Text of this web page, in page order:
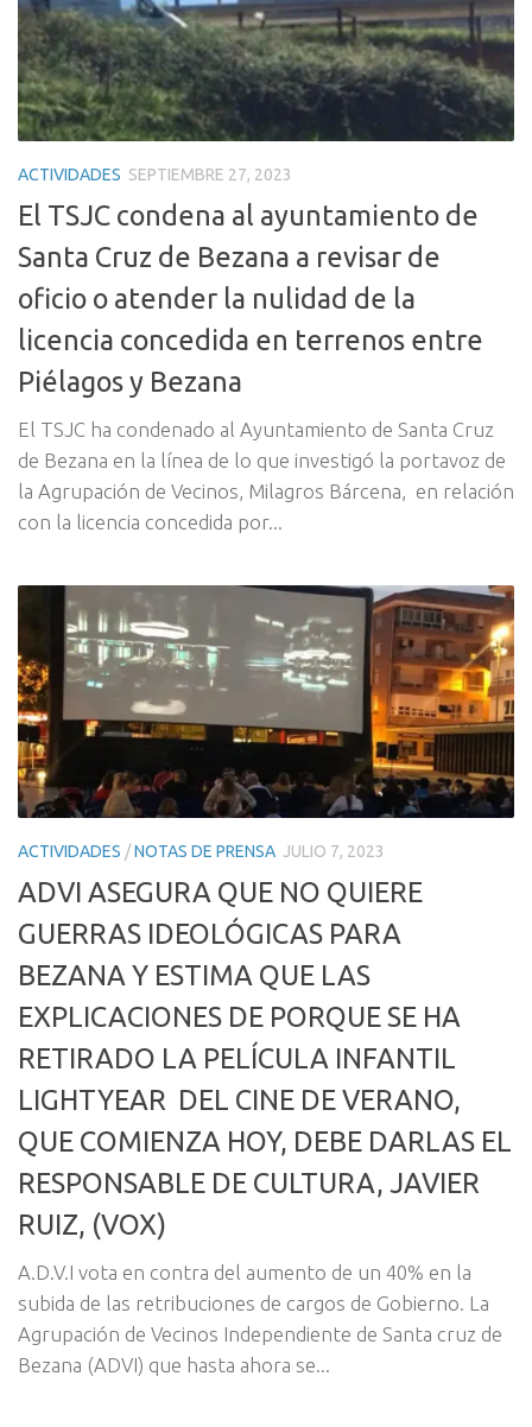
ACTIVIDADES SEPTIEMBRE 27, 2023
El TSJC condena al ayuntamiento de
Santa Cruz de Bezana a revisar de
oficio o atender la nulidad de la
licencia concedida en terrenos entre
Piélagos y Bezana
El TSJC ha condenado al Ayuntamiento de Santa Cruz
de Bezana en la línea de lo que investigó la portavoz de
la Agrupación de Vecinos, Milagros Bárcena, en relación
con la licencia concedida por...
ACTIVIDADES /NOTAS DE PRENSA JULIO 7, 2023
ADVI ASEGURA QUE NO QUIERE
GUERRAS IDEOLÓGICAS PARA
BEZANA Y ESTIMA QUE LAS
EXPLICACIONES DE PORQUE SE HA
RETIRADO LA PELÍCULA INFANTIL
LIGHTYEAR DEL CINE DE VERANO,
QUE COMIENZA HOY, DEBE DARLAS EL
RESPONSABLE DE CULTURA, JAVIER
RUIZ, (VOX)
A.D.V.I vota en contra del aumento de un 40% en la
subida de las retribuciones de cargos de Gobierno. La
Agrupación de Vecinos Independiente de Santa cruz de
Bezana (ADVI) que hasta ahora se...